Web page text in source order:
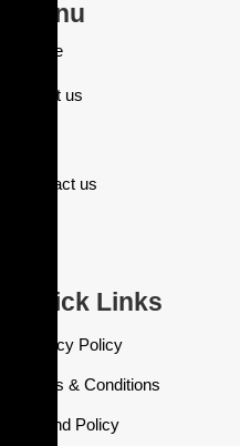
Menu
Home
About us
Contact us
Quick Links
Privacy Policy
Terms & Conditions
Refund Policy